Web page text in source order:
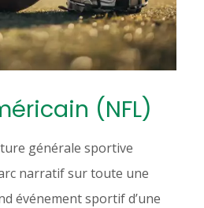
(NFL)
générale sportive
narratif sur toute une
événement sportif d’une